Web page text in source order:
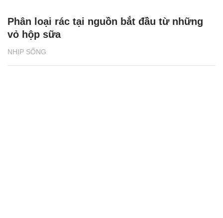
NHỊP SỐNG
Phân loại rác tại nguồn bắt đầu từ những
vỏ hộp sữa